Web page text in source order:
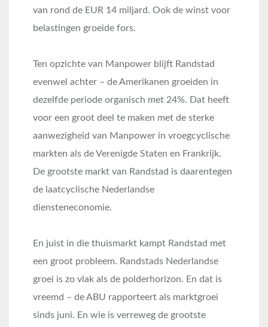
van rond de EUR 14 miljard. Ook de winst voor
belastingen groeide fors.
Ten opzichte van Manpower blijft Randstad
evenwel achter – de Amerikanen groeiden in
dezelfde periode organisch met 24%. Dat heeft
voor een groot deel te maken met de sterke
aanwezigheid van Manpower in vroegcyclische
markten als de Verenigde Staten en Frankrijk.
De grootste markt van Randstad is daarentegen
de laatcyclische Nederlandse
diensteneconomie.
En juist in die thuismarkt kampt Randstad met
een groot probleem. Randstads Nederlandse
groei is zo vlak als de polderhorizon. En dat is
vreemd – de ABU rapporteert als marktgroei
sinds juni. En wie is verreweg de grootste